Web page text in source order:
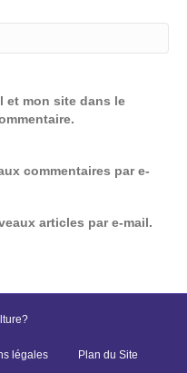
et mon site dans le
commentaires par e-
articles par e-mail.
légales Plan du Site